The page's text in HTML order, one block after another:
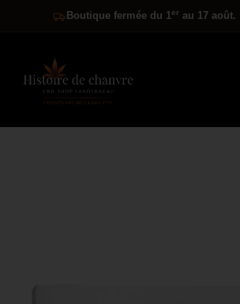
Boutique fermée du 1er au 17 août.